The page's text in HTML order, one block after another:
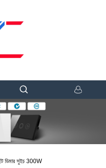
ডিমার সুইচ 300W